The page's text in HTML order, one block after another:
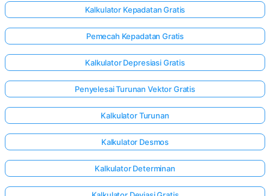
Kalkulator Kepadatan Gratis
Pemecah Kepadatan Gratis
Kalkulator Depresiasi Gratis
Penyelesai Turunan Vektor Gratis
Kalkulator Turunan
Kalkulator Desmos
Kalkulator Determinan